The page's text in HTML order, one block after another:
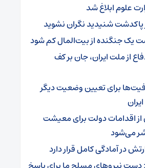
علوم ابلاغ شد
پاکدشت شنیدید نگران نشوید
یک جنگنده از بیت‌المال کم شود
از ملت ایران، جان بر کف
برای تعیین وضعیت دیگر
از اقدامات دولت برای معیشت
می‌شود
در آمادگی کامل قرار دارد